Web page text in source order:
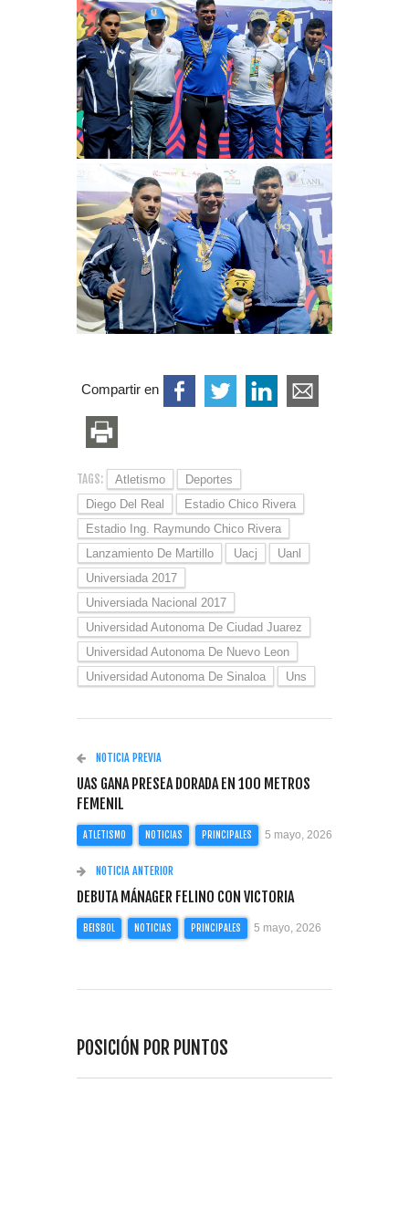
Compartir en
TAGS: Atletismo
Deportes
Diego Del Real
Estadio Chico Rivera
Estadio Ing. Raymundo Chico Rivera
Lanzamiento De Martillo
Uacj
Uanl
Universiada 2017
Universiada Nacional 2017
Universidad Autonoma De Ciudad Juarez
Universidad Autonoma De Nuevo Leon
Universidad Autonoma De Sinaloa
Uns
NOTICIA PREVIA
UAS GANA PRESEA DORADA EN 100 METROS
FEMENIL
ATLETISMO NOTICIAS PRINCIPALES 5 mayo, 2026
NOTICIA ANTERIOR
DEBUTA MÁNAGER FELINO CON VICTORIA
BEISBOL NOTICIAS PRINCIPALES 5 mayo, 2026
POSICIÓN POR PUNTOS